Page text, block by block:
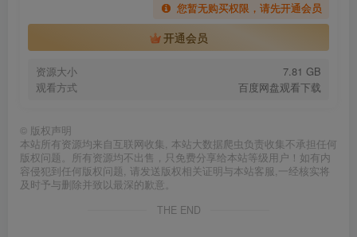
您暂无购买权限，请先开通会员
开通会员
资源大小
7.81 GB
观看方式
百度网盘观看下载
© 版权声明
本站所有资源均来自互联网收集, 本站大数据爬虫负责收集不承担任何
版权问题。所有资源均不出售，只免费分享给本站等级用户！如有内
容侵犯到任何版权问题, 请发送版权相关证明与本站客服,一经核实将
及时予与删除并致以最深的歉意。
THE END